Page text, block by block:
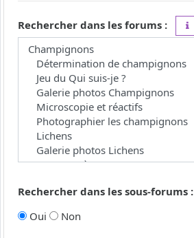
Rechercher dans les forums :
Rechercher dans les sous-forums :
Oui
Non